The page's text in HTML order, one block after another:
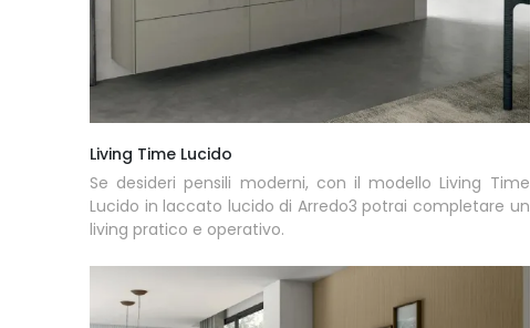
Living Time Lucido
Se desideri pensili moderni, con il modello Living Time
Lucido in laccato lucido di Arredo3 potrai completare un
living pratico e operativo.